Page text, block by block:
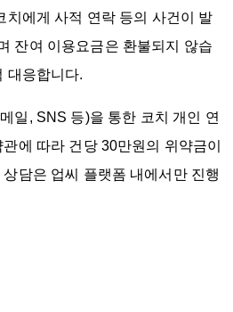
치에게 사적 연락 등의 사건이 발
잔여 이용요금은 환불되지 않습
대응합니다.
일, SNS 등)을 통한 코치 개인 연
에 따라 건당 30만원의 위약금이
담은 업씨 플랫폼 내에서만 진행